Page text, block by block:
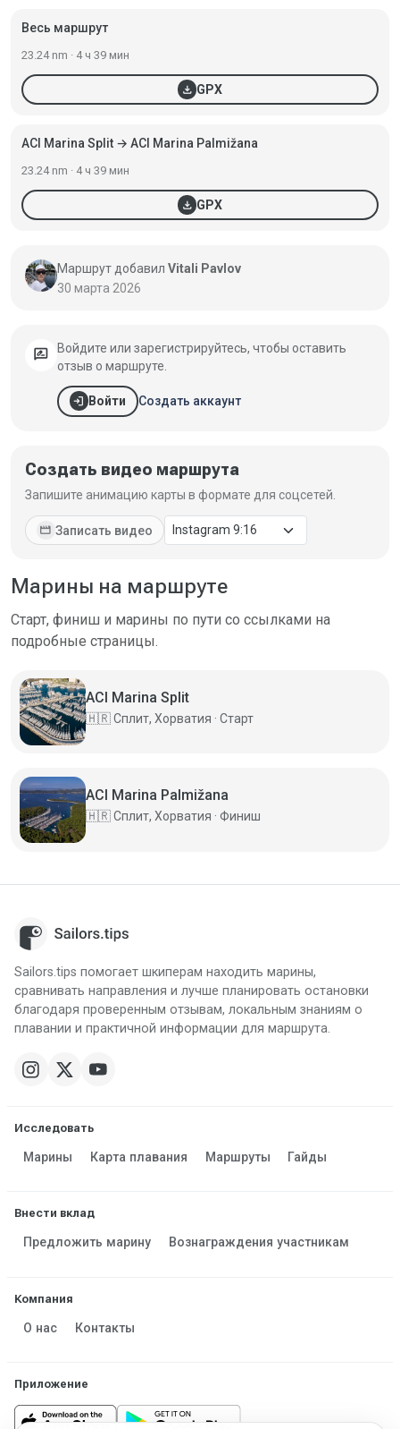
Весь маршрут
23.24 nm · 4 ч 39 мин
download GPX
ACI Marina Split → ACI Marina Palmižana
23.24 nm · 4 ч 39 мин
download GPX
Маршрут добавил Vitali Pavlov
30 марта 2026
rate_review
Войдите или зарегистрируйтесь, чтобы оставить
отзыв о маршруте.
login Войти Создать аккаунт
Создать видео маршрута
Запишите анимацию карты в формате для соцсетей.
movie Записать видео
Марины на маршруте
Старт, финиш и марины по пути со ссылками на
подробные страницы.
ACI Marina Split
🇭🇷 Сплит, Хорватия · Старт
ACI Marina Palmižana
🇭🇷 Сплит, Хорватия · Финиш
Sailors.tips помогает шкиперам находить марины,
сравнивать направления и лучше планировать остановки
благодаря проверенным отзывам, локальным знаниям о
плавании и практичной информации для маршрута.
Исследовать
Марины Карта плавания Маршруты Гайды
Внести вклад
Предложить марину Вознаграждения участникам
Компания
О нас Контакты
Приложение